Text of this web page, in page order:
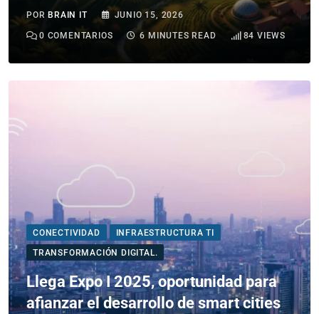
POR BRAIN IT JUNIO 15, 2026
0 COMENTARIOS 6 MINUTES READ 84 VIEWS
CONECTIVIDAD
INFRAESTRUCTURA TI
TRANSFORMACIÓN DIGITAL.
Llega Expo I 2025, oportunidad para
afianzar el desarrollo de smart cities